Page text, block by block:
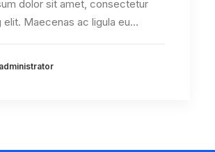
dolor sit amet, consectetur
elit. Maecenas ac ligula eu…